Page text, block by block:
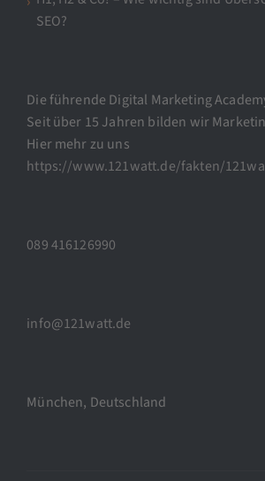
SEO?
Die führende Digital Marketing
Seit über 15 Jahren bilden wir
Hier mehr zu uns
https://www.121watt.de/fakten/
089 416126990
info@121watt.de
München, Deutschland